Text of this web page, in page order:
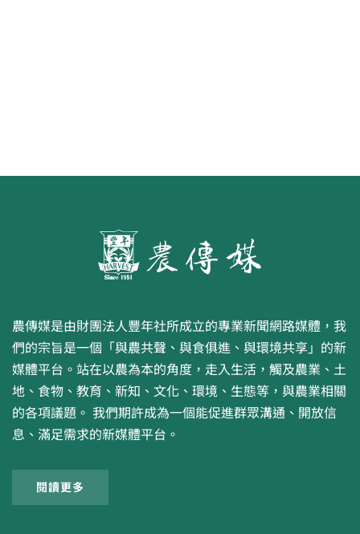
農傳媒是由財團法人豐年社所成立的專業新聞網路媒體，我
們的宗旨是一個「與農共聲、與食俱進、與環境共享」的新
媒體平台。站在以農為本的角度，走入生活，觸及農業、土
地、食物、教育、新知、文化、環境、生態等，與農業相關
的各項議題。 我們期許成為一個能促進群眾溝通、開放信
息、滿足需求的新媒體平台。
閱讀更多